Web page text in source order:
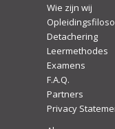
Wie zijn wij
Detachering
Leermethodes
Examens
F.A.Q.
Partners
Privacy